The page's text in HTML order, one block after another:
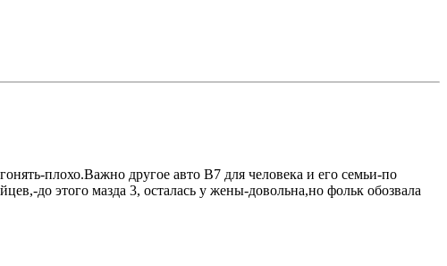
плохо.Важно другое авто В7 для человека и его семьи-по
до этого мазда 3, осталась у жены-довольна,но фольк обозвала